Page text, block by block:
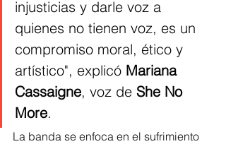
injusticias y darle voz a
quienes no tienen voz, es un
compromiso moral, ético y
artístico", explicó Mariana
Cassaigne, voz de She No
More.
La banda se enfoca en el sufrimiento